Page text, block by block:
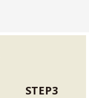
STEP3